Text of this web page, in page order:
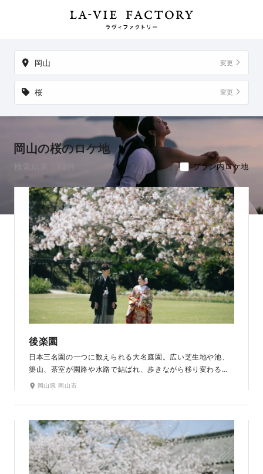
岡山 変更
桜 変更
岡山の桜のロケ地
プラン内ロケ地
後楽園
日本三名園の一つに数えられる大名庭園。広い芝生地や池、
築山、茶室が園路や水路で結ばれ、歩きながら移り変わる景
色を眺めることができるよう工夫された回遊式庭園で、その
す。春の桜、秋の紅葉のほかにも、初夏には花菖蒲畑、早春
には梅林など四季折々の趣ある景観が楽しめます。
岡山県 岡山市